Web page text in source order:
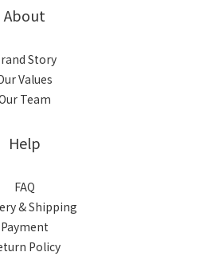
About
Story
Values
Team
Help
FAQ
& Shipping
Payment
Policy